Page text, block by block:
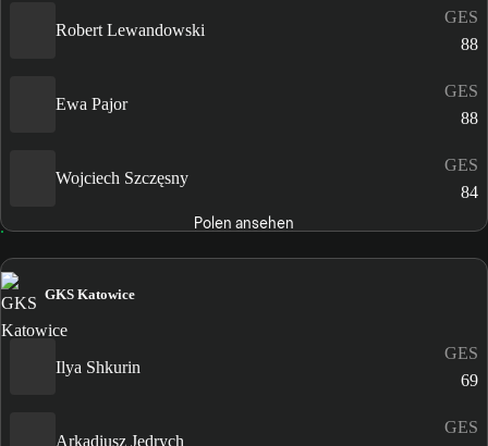
Robert Lewandowski
GES
88
Ewa Pajor
GES
88
Wojciech Szczęsny
GES
84
Polen ansehen
GKS Katowice
Ilya Shkurin
GES
69
Arkadiusz Jędrych
GES